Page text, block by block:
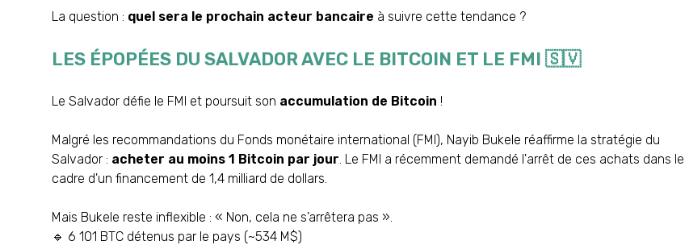
La question : quel sera le prochain acteur bancaire à suivre cette tendance ?
LES ÉPOPÉES DU SALVADOR AVEC LE BITCOIN ET LE FMI 🇸🇻
Le Salvador défie le FMI et poursuit son accumulation de Bitcoin !
Malgré les recommandations du Fonds monétaire international (FMI), Nayib Bukele réaffirme la stratégie du
Salvador : acheter au moins 1 Bitcoin par jour. Le FMI a récemment demandé l'arrêt de ces achats dans le
cadre d'un financement de 1,4 milliard de dollars.
Mais Bukele reste inflexible : « Non, cela ne s’arrêtera pas ».
🔹 6 101 BTC détenus par le pays (~534 M$)